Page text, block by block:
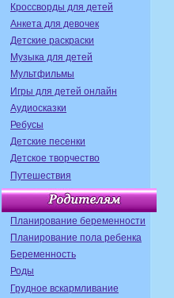
Кроссворды для детей
Анкета для девочек
Детские раскраски
Музыка для детей
Мультфильмы
Игры для детей онлайн
Аудиосказки
Ребусы
Детские песенки
Детское творчество
Путешествия
Планирование беременности
Планирование пола ребенка
Беременность
Роды
Грудное вскармливание